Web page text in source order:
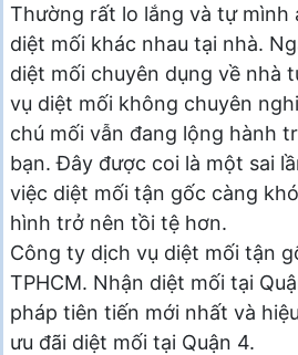
Thường rất lo lắng và tự mình
diệt mối khác nhau tại nhà.
diệt mối chuyên dụng về nhà
vụ diệt mối không chuyên
chú mối vẫn đang lộng hành
bạn. Đây được coi là một sai
việc diệt mối tận gốc càng
hình trở nên tồi tệ hơn.
Công ty dịch vụ diệt mối tận
TPHCM. Nhận diệt mối tại
pháp tiên tiến mới nhất và
ưu đãi diệt mối tại Quận 4.